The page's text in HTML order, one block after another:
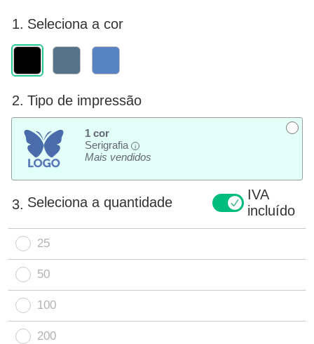
1. Seleciona a cor
2. Tipo de impressão
1 cor
Serigrafia
i
Mais vendidos
3. Seleciona a quantidade
IVA
incluído
25
50
100
200